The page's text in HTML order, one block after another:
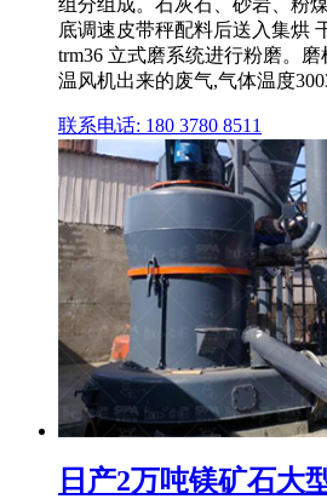
组分组成。石灰石、砂岩、粉
底调速皮带秤配料后送入集烘
trm36 立式磨系统进行粉磨。
温风机出来的废气,气体温度
联系电话: 180 3780 8511
日产2万吨镁矿石大